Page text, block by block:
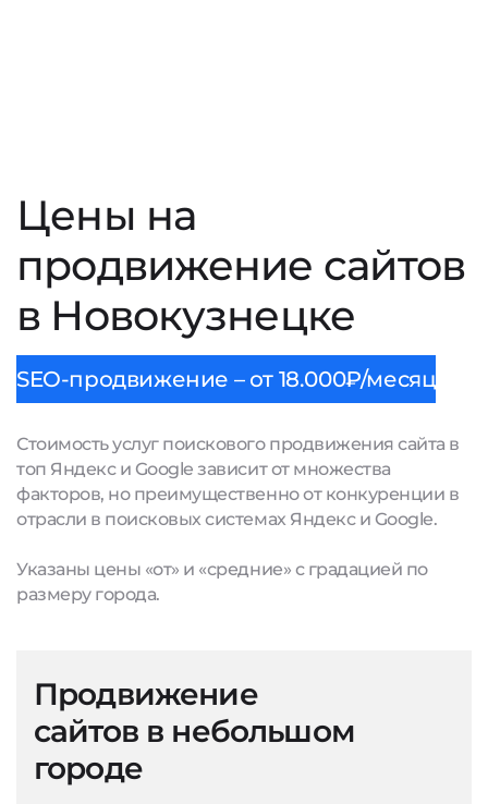
Цены на
продвижение сайтов
в Новокузнецке
SEO-продвижение – от 18.000₽/месяц
Стоимость услуг поискового продвижения сайта в
топ Яндекс и Google зависит от множества
факторов, но преимущественно от конкуренции в
отрасли в поисковых системах Яндекс и Google.
Указаны цены «от» и «средние» с градацией по
размеру города.
Продвижение
сайтов в небольшом
городе